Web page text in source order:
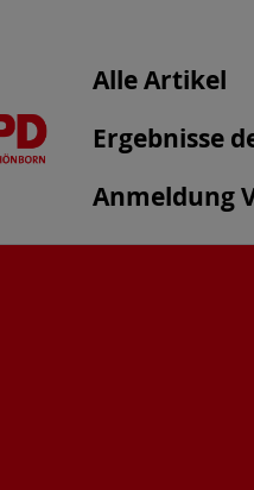
Alle Artikel
Ergebnisse
Anmeldung